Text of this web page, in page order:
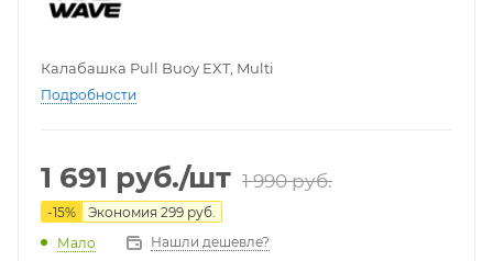
Калабашка Pull Buoy EXT, Multi
Подробности
1 691 руб./шт 1 990руб.
-15% Экономия 299 руб.
Мало
Нашли дешевле?